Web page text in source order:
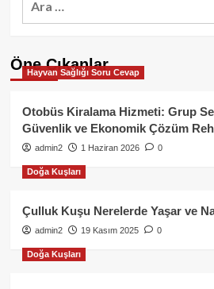
Öne Çıkanlar
Hayvan Sağlığı Soru Cevap
Otobüs Kiralama Hizmeti: Grup
Güvenlik ve Ekonomik Çözüm
admin2 1 Haziran 2026 0
Doğa Kuşları
Çulluk Kuşu Nerelerde Yaşar ve
admin2 19 Kasım 2025 0
Doğa Kuşları